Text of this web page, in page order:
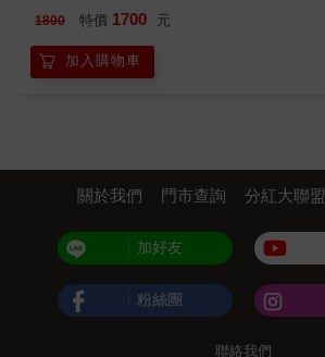
1800 特價 1700 元
加入購物車
關於我們 門市查詢 分紅大聯盟
加好友
粉絲團
聯絡我們